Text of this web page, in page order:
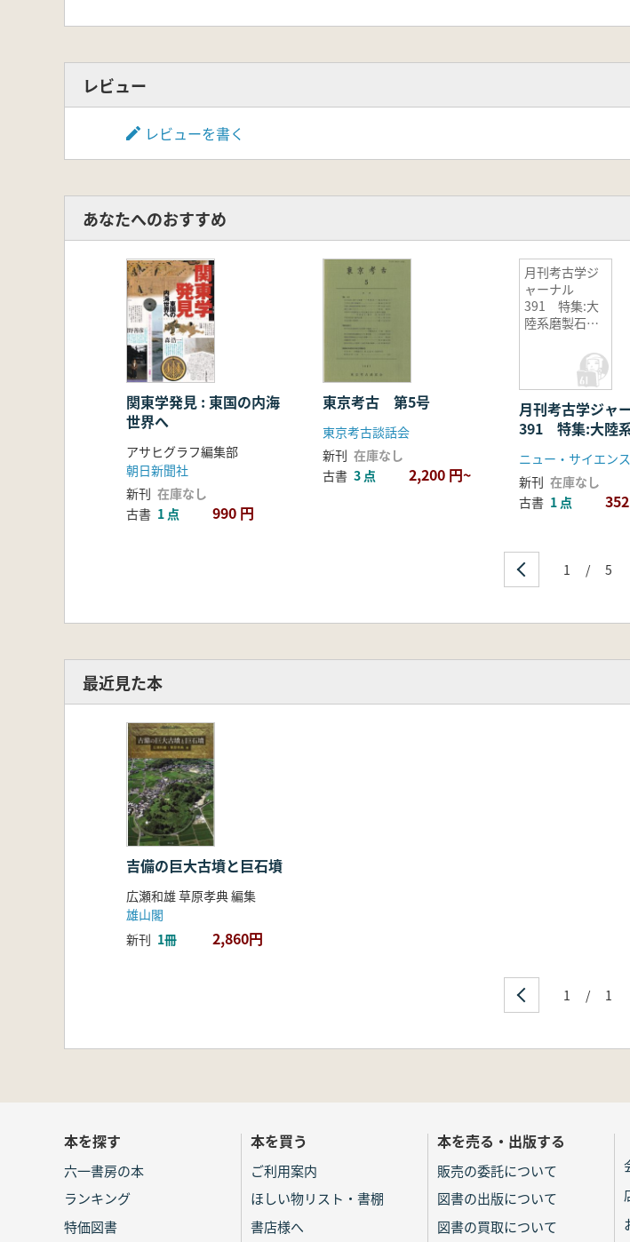
レビュー
レビューを書く
あなたへのおすすめ
関東学発見 : 東国の内海
世界へ
アサヒグラフ編集部
朝日新聞社
新刊 在庫なし
古書 1 点 990 円
東京考古 第5号
東京考古談話会
新刊 在庫なし
古書 3 点 2,200 円~
月刊考古学ジ
ャーナル
391 特集:大
陸系磨製石器
月刊考古学ジャ
391 特集:大陸
ニュー・サイエン
新刊 在庫なし
古書 1 点
1 / 5
最近見た本
吉備の巨大古墳と巨石墳
広瀬和雄 草原孝典 編集
雄山閣
新刊 1冊 2,860円
1 / 1
本を探す
六一書房の本
ランキング
特価図書
本を買う
ご利用案内
ほしい物リスト・書棚
書店様へ
本を売る・出版する
販売の委託について
図書の出版について
図書の買取について